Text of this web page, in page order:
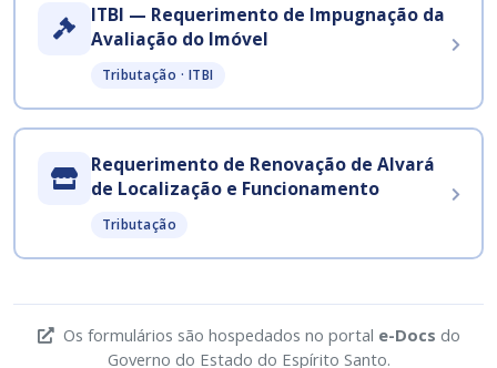
ITBI — Requerimento de Impugnação da
Avaliação do Imóvel
Tributação · ITBI
Requerimento de Renovação de Alvará
de Localização e Funcionamento
Tributação
Os formulários são hospedados no portal e-Docs do
Governo do Estado do Espírito Santo.